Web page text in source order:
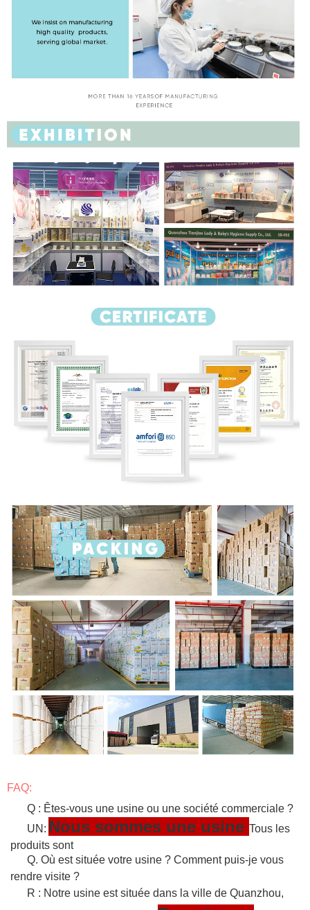
FAQ:
Q : Êtes-vous une usine ou une société commerciale ?
UN: Nous sommes une usine Tous les
produits sont
Q. Où est située votre usine ? Comment puis-je vous
rendre visite ?
R : Notre usine est située dans la ville de Quanzhou,